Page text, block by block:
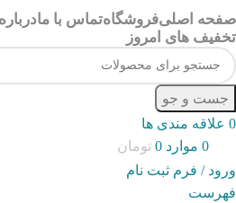
صفحه اصلیفروشگاهتماس با ما
تخفیف های امروز
جست و جو
0 علاقه مندی ها
0 موارد 0 تومان
ورود / فرم ثبت نام
فهرست